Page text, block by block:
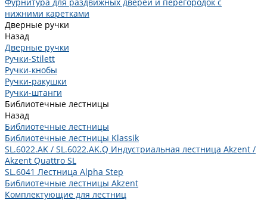
нижними каретками
Дверные ручки
Назад
Дверные ручки
Ручки-Stilett
Ручки-кнобы
Ручки-ракушки
Ручки-штанги
Библиотечные лестницы
Назад
Библиотечные лестницы
Библиотечные лестницы Klassik
SL.6022.AK / SL.6022.AK.Q Индустриальная лестница Akzent /
Akzent Quattro SL
SL.6041 Лестница Alpha Step
Библиотечные лестницы Akzent
Комплектующие для лестниц